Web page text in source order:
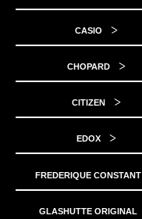
CASIO
CHOPARD
CITIZEN
EDOX
FREDERIQUE CONSTANT
GLASHUTTE ORIGINAL